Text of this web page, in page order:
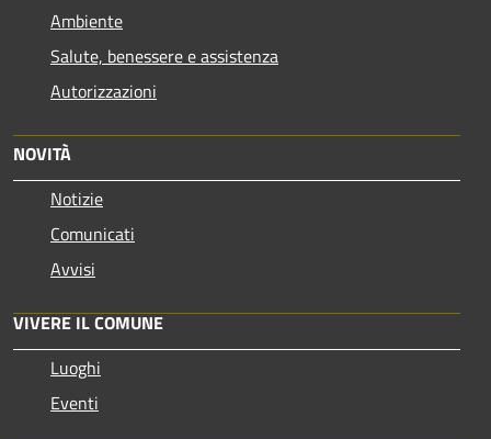
Ambiente
Salute, benessere e assistenza
Autorizzazioni
NOVITÀ
Notizie
Comunicati
Avvisi
VIVERE IL COMUNE
Luoghi
Eventi